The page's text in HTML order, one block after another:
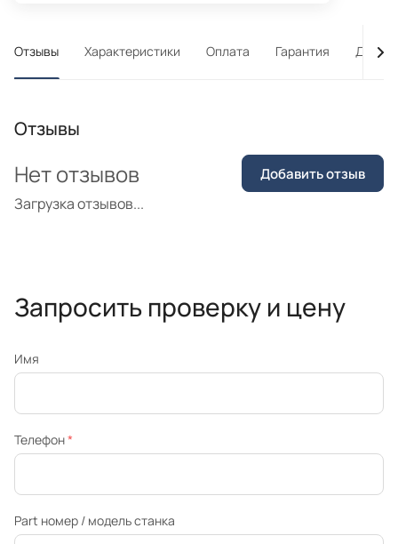
Отзывы Характеристики Оплата Гарантия
Отзывы
Загрузка отзывов...
Нет отзывов Добавить отзыв
Запросить проверку и цену
Имя
Телефон*
Part номер / модель станка